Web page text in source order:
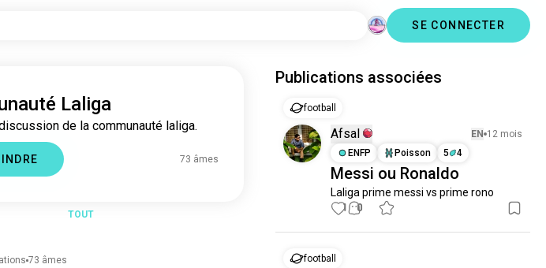
SE CONNECTER
Laliga
de la communauté laliga.
73 âmes
TOUT
73 âmes
Publications associées
football
Afsal EN 12 mois
ENFP
Poisson 5 4
Messi ou Ronaldo
Laliga prime messi vs prime rono
1 0
football